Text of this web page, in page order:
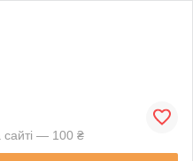
сайті — 100 ₴